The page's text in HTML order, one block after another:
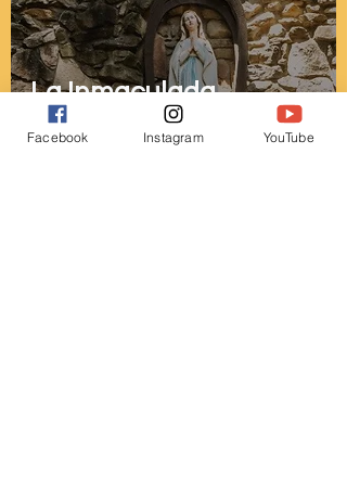
La Inmaculada
Concepción explicada
Facebook Instagram YouTube